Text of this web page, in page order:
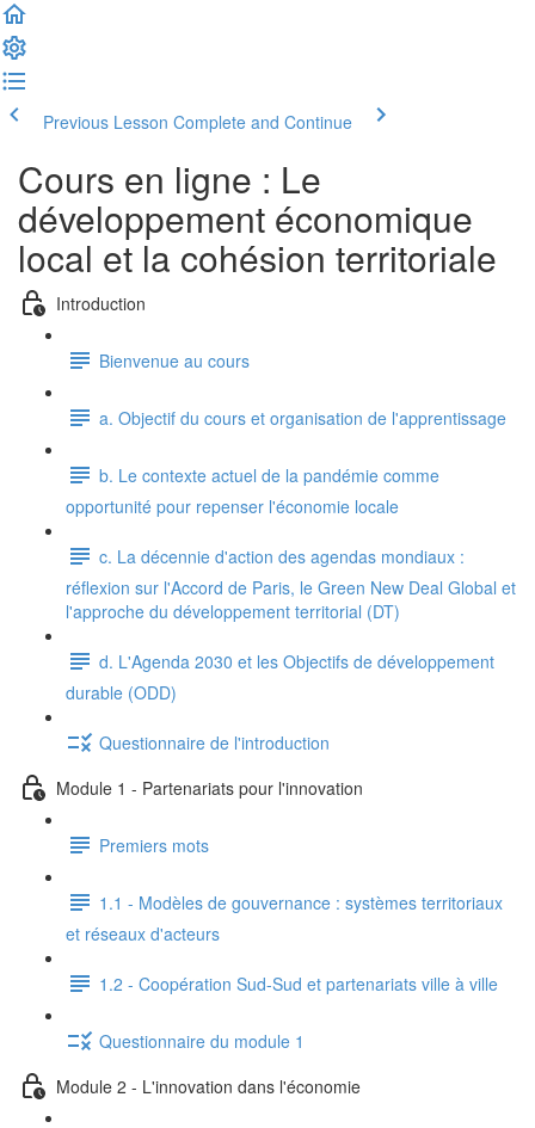
Previous Lesson Complete and Continue
Cours en ligne : Le
développement économique
local et la cohésion territoriale
Introduction
Bienvenue au cours
a. Objectif du cours et organisation de l'apprentissage
b. Le contexte actuel de la pandémie comme
opportunité pour repenser l'économie locale
c. La décennie d'action des agendas mondiaux :
réflexion sur l'Accord de Paris, le Green New Deal Global et
l'approche du développement territorial (DT)
d. L'Agenda 2030 et les Objectifs de développement
durable (ODD)
Questionnaire de l'introduction
Module 1 - Partenariats pour l'innovation
Premiers mots
1.1 - Modèles de gouvernance : systèmes territoriaux
et réseaux d'acteurs
1.2 - Coopération Sud-Sud et partenariats ville à ville
Questionnaire du module 1
Module 2 - L'innovation dans l'économie